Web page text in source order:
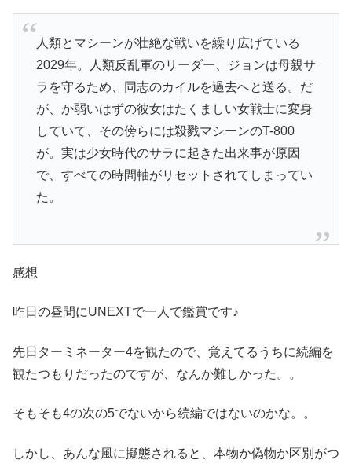
人類とマシーンが壮絶な戦いを繰り広げている
2029年。人類反乱軍のリーダー、ジョンは母親サ
ラを守るため、同志のカイルを過去へと送る。だ
が、か弱いはずの彼女はたくましい女戦士に変身
していて、その傍らには殺戮マシーンのT-800
が。実は少女時代のサラに起きた出来事が原因
で、すべての時間軸がリセットされてしまってい
た。
感想
昨日の昼間にUNEXTで一人で鑑賞です♪
先日ターミネーター4を観たので、覚えてるうちに続編を
観たつもりだったのですが、なんか難しかった。。
そもそも4の次の5でないから続編ではないのかな。。
しかし、あんな風に擬態されると、本物か偽物か区別がつ